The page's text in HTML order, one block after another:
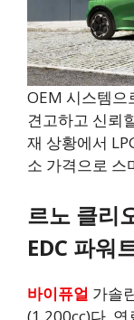
OEM 시스템으
견고하고 신뢰
재 상황에서
소 가격으로 스
르노 클리
EDC 파워
바이퓨얼 가솔